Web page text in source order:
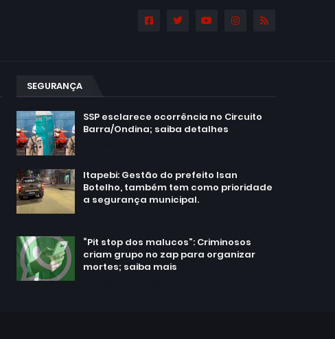
SEGURANÇA
SSP esclarece ocorrência no Circuito
Barra/Ondina; saiba detalhes
Itapebi: Gestão do prefeito Isan
Botelho, também tem como prioridade
a segurança municipal.
“Pit stop dos malucos”: Criminosos
criam grupo no zap para organizar
mortes; saiba mais